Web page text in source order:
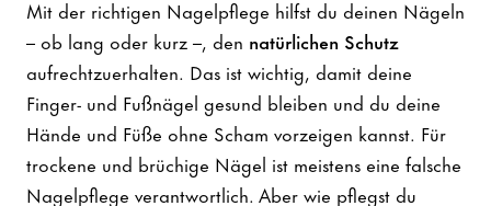
Mit der richtigen Nagelpflege hilfst du deinen Nägeln
– ob lang oder kurz –, den natürlichen Schutz
aufrechtzuerhalten. Das ist wichtig, damit deine
Finger- und Fußnägel gesund bleiben und du deine
Hände und Füße ohne Scham vorzeigen kannst. Für
trockene und brüchige Nägel ist meistens eine falsche
Nagelpflege verantwortlich. Aber wie pflegst du